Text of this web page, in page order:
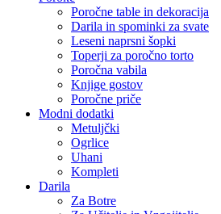
Poročne table in dekoracija
Darila in spominki za svate
Leseni naprsni šopki
Toperji za poročno torto
Poročna vabila
Knjige gostov
Poročne priče
Modni dodatki
Metuljčki
Ogrlice
Uhani
Kompleti
Darila
Za Botre